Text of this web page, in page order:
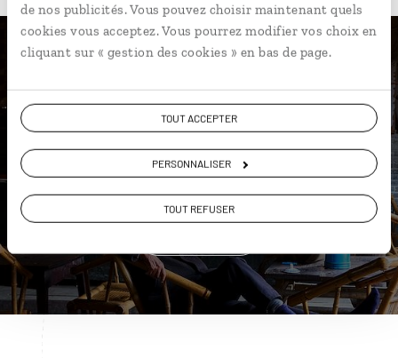
de nos publicités. Vous pouvez choisir maintenant quels
cookies vous acceptez. Vous pourrez modifier vos choix en
cliquant sur « gestion des cookies » en bas de page.
TOUT ACCEPTER
PERSONNALISER
TOUT REFUSER
Nos 12 idées de voyage
Chine